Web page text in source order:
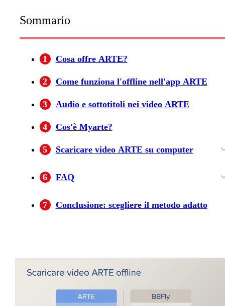
Sommario
1 Cosa offre ARTE?
2 Come funziona l'offline nell'app ARTE
3 Audio e sottotitoli nei video ARTE
4 Cos'è Myarte?
5 Scaricare video ARTE su computer
6 FAQ
7 Conclusione: scegliere il metodo adatto